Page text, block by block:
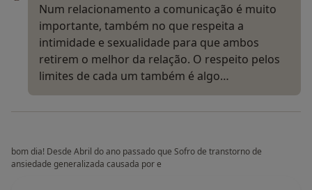
Num relacionamento a comunicação é muito
importante, também no que respeita a
intimidade e sexualidade para que ambos
retirem o melhor da relação. O respeito pelos
limites de cada um também é algo…
bom dia! Desde Abril do ano passado que Sofro de transtorno de
ansiedade generalizada causada por e